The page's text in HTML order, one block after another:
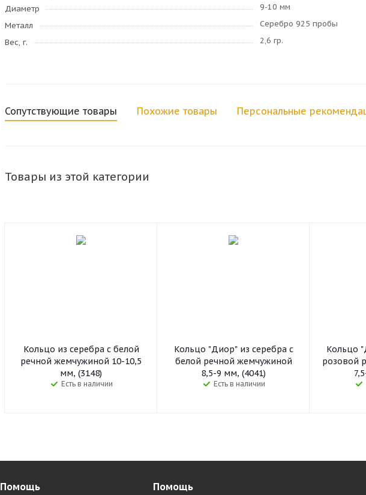
Диаметр
9-10 мм
Металл
Серебро 925 пробы
Вес, г.
2,6 гр.
Сопутствующие товары Похожие товары Персональные
Товары из этой категории
Кольцо из серебра с белой
речной жемчужиной 10-10,5
мм, (3148)
Есть в наличии
Кольцо "Диор" из серебра с
белой речной жемчужиной
8,5-9 мм, (4041)
Есть в наличии
Кольцо
розовой
Помощь Помощь